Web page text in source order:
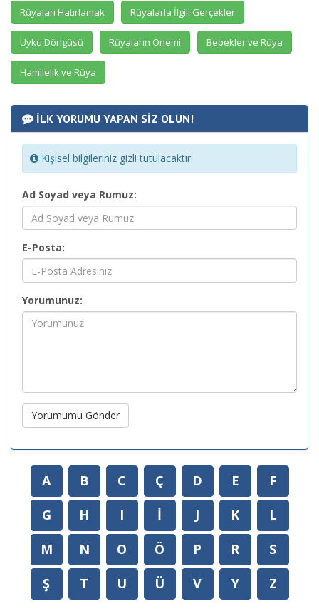
Rüyaları Hatırlamak Rüyalarla İlgili Gerçekler
Uyku Döngüsü Rüyaların Önemi Bebekler ve Rüya
Hamilelik ve Rüya
İLK YORUMU YAPAN SİZ OLUN!
Kişisel bilgileriniz gizli tutulacaktır.
Ad Soyad veya Rumuz:
E-Posta:
Yorumunuz:
Yorumumu Gönder
A B C Ç D E
F
G
H I İ J K
L
M
N O Ö P R
S
Ş
T U Ü V Y Z